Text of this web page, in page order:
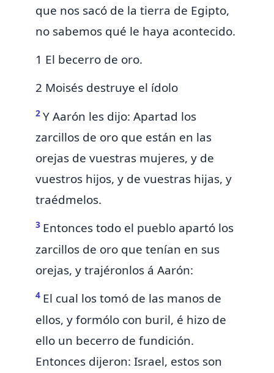
que nos sacó de la tierra de Egipto,
no sabemos qué le haya acontecido.
1 El becerro de oro.
2 Moisés destruye el ídolo
2 Y Aarón les dijo: Apartad los
zarcillos de oro que están en las
orejas de vuestras mujeres, y de
vuestros hijos, y de vuestras hijas, y
traédmelos.
3 Entonces todo el pueblo apartó los
zarcillos de oro que tenían en sus
orejas, y trajéronlos á Aarón:
4 El cual los tomó de las manos de
ellos, y formólo con buril, é hizo de
ello un becerro de fundición.
Entonces dijeron: Israel, estos son